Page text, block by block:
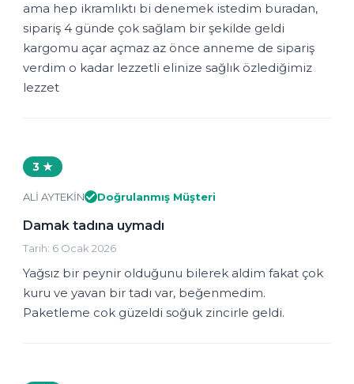
ama hep ikramlıktı bi denemek istedim buradan,
sipariş 4 günde çok sağlam bir şekilde geldi
kargomu açar açmaz az önce anneme de sipariş
verdim o kadar lezzetli elinize sağlık özlediğimiz
lezzet
3 ★
ALİ AYTEKİN Doğrulanmış Müşteri
Damak tadına uymadı
Tarih: 6 Ocak 2026
Yağsız bir peynir olduğunu bilerek aldim fakat çok
kuru ve yavan bir tadı var, beğenmedim.
Paketleme cok güzeldi soğuk zincirle geldi.